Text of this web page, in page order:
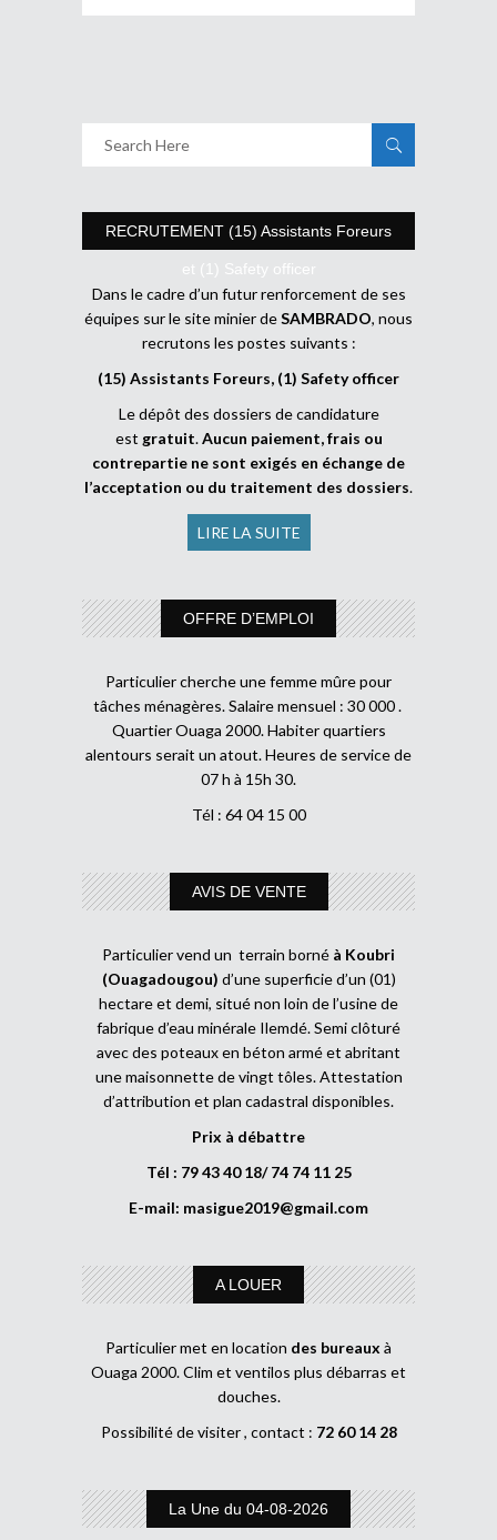
RECRUTEMENT (15) Assistants Foreurs
et (1) Safety officer
Dans le cadre d’un futur renforcement de ses
équipes sur le site minier deSAMBRADO, nous
recrutons les postes suivants :
(15) Assistants Foreurs, (1) Safety officer
Le dépôt des dossiers de candidature
est gratuit.Aucun paiement, frais ou
contrepartie ne sont exigés en échange de
l’acceptation ou du traitement des dossiers.
LIRE LA SUITE
OFFRE D’EMPLOI
Particulier cherche une femme mûre pour
tâches ménagères. Salaire mensuel : 30 000 .
Quartier Ouaga 2000. Habiter quartiers
alentours serait un atout. Heures de service de
07 h à 15h 30.
Tél : 64 04 15 00
AVIS DE VENTE
Particulier vend un terrain borné à Koubri
(Ouagadougou) d’une superficie d’un (01)
hectare et demi, situé non loin de l’usine de
fabrique d’eau minérale Ilemdé. Semi clôturé
avec des poteaux en béton armé et abritant
une maisonnette de vingt tôles. Attestation
d’attribution et plan cadastral disponibles.
Prix à débattre
Tél : 79 43 40 18/ 74 74 11 25
E-mail: masigue2019@gmail.com
A LOUER
Particulier met en location des bureaux à
Ouaga 2000. Clim et ventilos plus débarras et
douches.
Possibilité de visiter , contact : 72 60 14 28
La Une du 04-08-2026